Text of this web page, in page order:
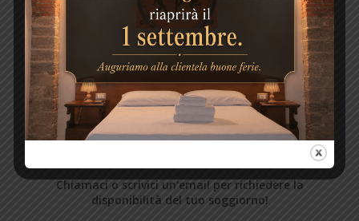
Servizio transfer in Bergamo, Milano e altre destinazioni? Noi abbiamo la soluzione per te!
Bergamo da scoprire
Prenota
Chiamaci o scrivici un'email per richiedere la
disponibilità del tuo soggiorno!